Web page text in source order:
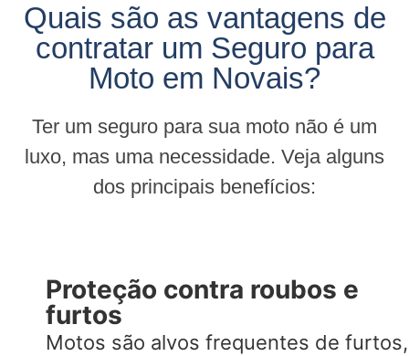
Quais são as vantagens de
contratar um Seguro para
Moto em Novais?
Ter um seguro para sua moto não é um
luxo, mas uma necessidade. Veja alguns
dos principais benefícios:
Proteção contra roubos e
furtos
Motos são alvos frequentes de furtos,